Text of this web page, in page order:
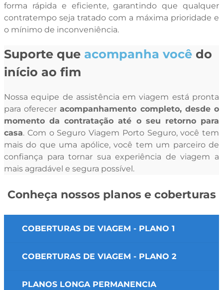
forma rápida e eficiente, garantindo que qualquer
contratempo seja tratado com a máxima prioridade e
o mínimo de inconveniência.
Suporte que acompanha você do
início ao fim
Nossa equipe de assistência em viagem está pronta
para ofereceracompanhamento completo, desde o
momento da contratação até o seu retorno para
casa. Com o Seguro Viagem Porto Seguro, você tem
mais do que uma apólice, você tem um parceiro de
confiança para tornar sua experiência de viagem a
mais agradável e segura possível.
Conheça nossos planos e coberturas
COBERTURAS DE VIAGEM - PLANO 1
COBERTURAS DE VIAGEM - PLANO 2
PLANOS LONGA PERMANENCIA